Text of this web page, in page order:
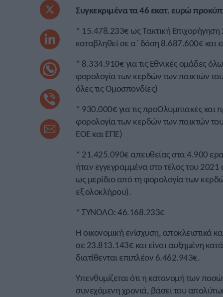
Συγκεκριμένα τα 46 εκατ. ευρώ
* 15.478.233€ ως Τακτική
καταβληθεί σε α΄ δόση 8.687.600€ και
* 8.334.910€ για τις Εθνικές ομάδες
φορολογία των κερδών των παικτών
όλες τις Ομοσπονδίες)
* 930.000€ για τις προΟλυμπιακές
φορολογία των κερδών των παικτών
ΕΟΕ και ΕΠΕ)
* 21.425.090€ απευθείας στα 4.900
ήταν εγγεγραμμένα στο τέλος του
ως μερίδιο από τη φορολογία των
εξ ολοκλήρου).
* ΣΥΝΟΛΟ: 46.168.233€
Η οικονομική ενίσχυση, αποκλειστικά
σε 23.813.143€ και είναι αυξημένη
διατίθενται επιπλέον 6.462.943€.
Υπενθυμίζεται ότι η κατανομή των
συνεχόμενη χρονιά, βάσει του